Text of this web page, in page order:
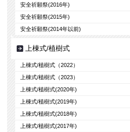
安全祈願祭(2016年)
安全祈願祭(2015年)
安全祈願祭(2014年以前)
上棟式/植樹式
上棟式/植樹式（2022）
上棟式/植樹式（2023）
上棟式/植樹式(2020年)
上棟式/植樹式(2019年)
上棟式/植樹式(2018年)
上棟式/植樹式(2017年)